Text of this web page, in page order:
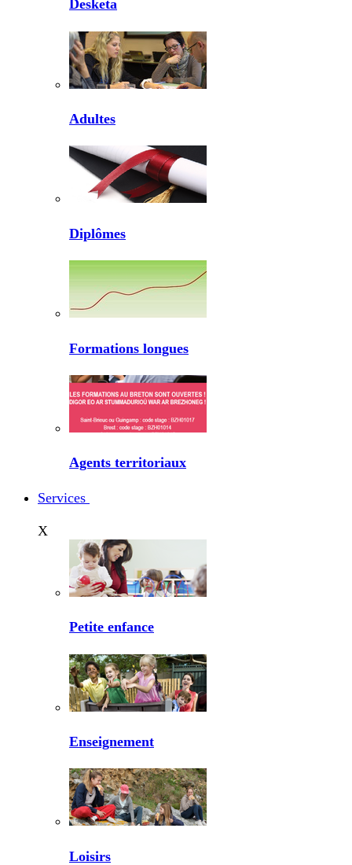
Desketa
Adultes
Diplômes
Formations longues
Agents territoriaux
Services
X
Petite enfance
Enseignement
Loisirs